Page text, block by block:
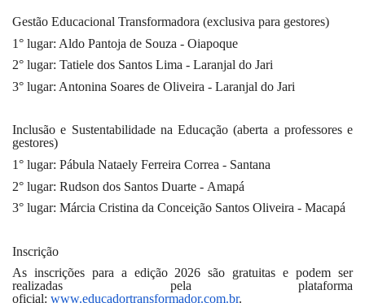
Gestão Educacional Transformadora (exclusiva para gestores)
1° lugar: Aldo Pantoja de Souza - Oiapoque
2° lugar: Tatiele dos Santos Lima - Laranjal do Jari
3° lugar: Antonina Soares de Oliveira - Laranjal do Jari
Inclusão e Sustentabilidade na Educação (aberta a professores e
gestores)
1° lugar: Pábula Nataely Ferreira Correa - Santana
2° lugar: Rudson dos Santos Duarte - Amapá
3° lugar: Márcia Cristina da Conceição Santos Oliveira - Macapá
Inscrição
As inscrições para a edição 2026 são gratuitas e podem ser
realizadas pela plataforma
oficial: www.educadortransformador.com.br.